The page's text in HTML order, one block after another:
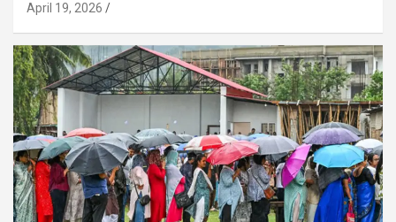
April 19, 2026